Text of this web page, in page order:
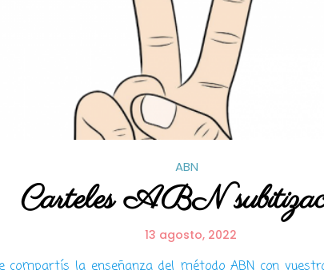
ABN
Carteles ABN
13 agosto, 2022